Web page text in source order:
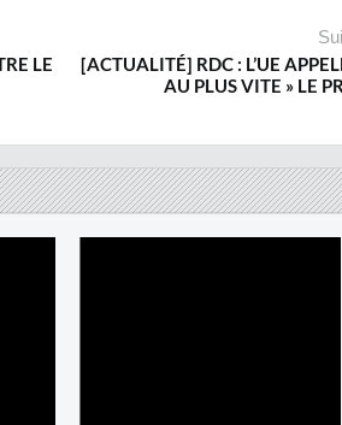
LE
[ACTUALITÉ] RDC : L’UE
AU PLUS VITE » LE